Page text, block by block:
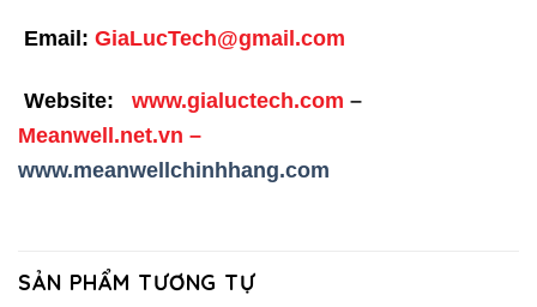
Email: GiaLucTech@gmail.com
Website: www.gialuctech.com –
Meanwell.net.vn –
www.meanwellchinhhang.com
SẢN PHẨM TƯƠNG TỰ